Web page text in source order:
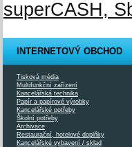
INTERNETOVÝ OBCHOD
Tisková média
Multifunkční zařízení
Kancelářská technika
Papír a papírové výrobky
Kancelářské potřeby
Školní potřeby
Archivace
Restaurační, hotelové doplňky
Kancelářské vybavení / sklad